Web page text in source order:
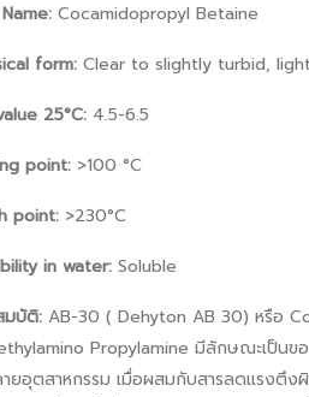
Cocamidopropyl Betaine
form: Clear to slightly turbid,
25°C: 4.5-6.5
point: >100 °C
point: >230°C
in water: Soluble
บัติ: AB-30 ( Dehyton AB 30) หรือ
Propylamine มีลักษณะเป็นขอ
ายอุตสาหกรรม เมื่อผสมกับสารลดแรงตึง